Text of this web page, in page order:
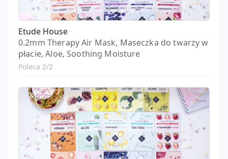
Etude House
0.2mm Therapy Air Mask, Maseczka do twarzy w
płacie, Aloe, Soothing Moisture
Poleca 2/2